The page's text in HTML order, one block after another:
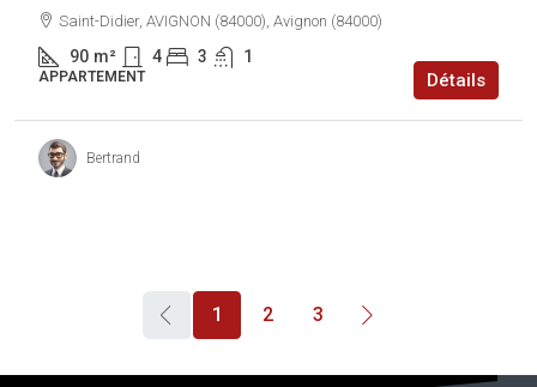
Saint-Didier, AVIGNON (84000), Avignon (84000)
90 m² 4 3 1
APPARTEMENT Détails
Bertrand
1 2 3